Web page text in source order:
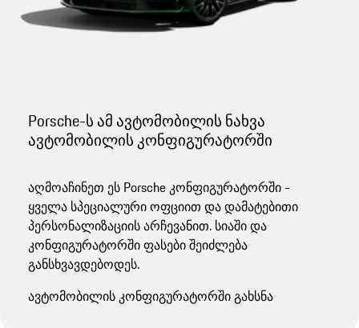
Porsche-ს ამ ავტომობილის ნახვა
ავტომობილის კონფიგურატორში
აღმოაჩინეთ ეს Porsche კონფიგურატორში -
ყველა სპეციალური ოფციით და დამატებითი
პერსონალიზაციის არჩევანით. სიაში და
კონფიგურატორში ფასები შეიძლება
განსხვავდებოდეს.
ავტომობილის კონფიგურატორში გახსნა